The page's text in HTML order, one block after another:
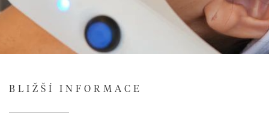
BLIŽŠÍ INFORMACE